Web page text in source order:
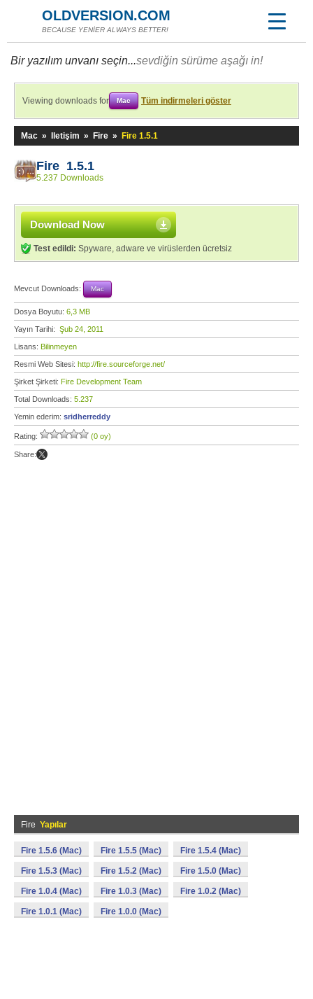
OLDVERSION.COM
BECAUSE YENİER ALWAYS BETTER!
Bir yazılım unvanı seçin...sevdiğin sürüme aşağı in!
Viewing downloads for Mac Tüm indirmeleri göster
Mac » Iletişim » Fire » Fire 1.5.1
Fire 1.5.1
5.237 Downloads
Download Now
Test edildi: Spyware, adware ve virüslerden ücretsiz
Mevcut Downloads: Mac
Dosya Boyutu: 6,3 MB
Yayın Tarihi: Şub 24, 2011
Lisans: Bilinmeyen
Resmi Web Sitesi: http://fire.sourceforge.net/
Şirket Şirketi: Fire Development Team
Total Downloads: 5.237
Yemin ederim: sridherreddy
Rating: (0 oy)
Share:
Fire Yapılar
Fire 1.5.6 (Mac) Fire 1.5.5 (Mac) Fire 1.5.4 (Mac)
Fire 1.5.3 (Mac) Fire 1.5.2 (Mac) Fire 1.5.0 (Mac)
Fire 1.0.4 (Mac) Fire 1.0.3 (Mac) Fire 1.0.2 (Mac)
Fire 1.0.1 (Mac) Fire 1.0.0 (Mac)